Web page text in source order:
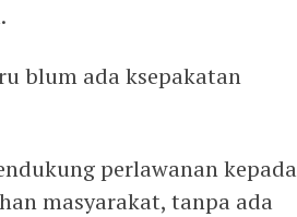
blum ada ksepakatan
perlawanan kepada
masyarakat, tanpa ada